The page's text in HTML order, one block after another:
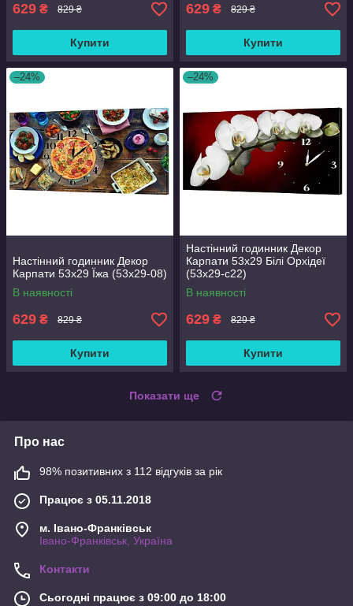
629 ₴ 829 ₴
Купити
629 ₴ 829 ₴
Купити
–24%
Настінний годинник Декор
Карпати 53х29 Їжа (53х29-08)
В наявності
629 ₴ 829 ₴
Купити
–24%
Настінний годинник Декор
Карпати 53х29 Білі Орхідеї
(53х29-c22)
В наявності
629 ₴ 829 ₴
Купити
Показати ще
Про нас
98% позитивних з 112 відгуків за рік
Працює з 05.11.2018
м. Івано-Франківськ
Івано-Франківськ, Україна
Контакти
Сьогодні працює з 09:00 до 18:00